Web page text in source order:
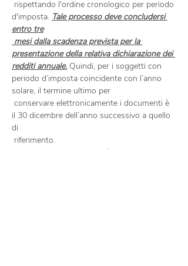
d'imposta. Tale processo deve concludersi
entro tre
presentazione della relativa dichiarazione dei
redditi annuale. Quindi, per i soggetti con
periodo d’imposta coincidente con l’anno
solare, il termine ultimo per
il 30 dicembre dell’anno successivo a quello
di
Si tenga presente che, così come accade per